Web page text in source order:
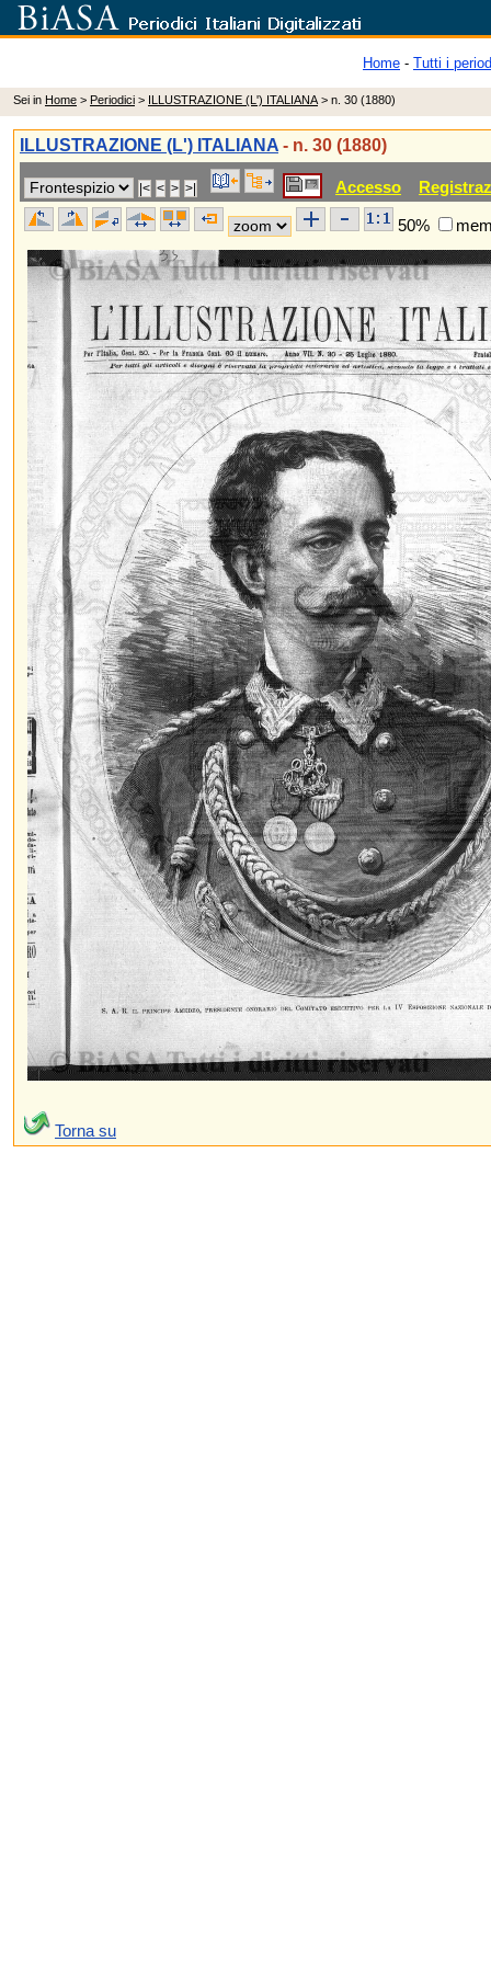
Home - Tutti i
Sei in Home > Periodici > ILLUSTRAZIONE (L') ITALIANA > n. 30 (1880)
ILLUSTRAZIONE (L') ITALIANA - n. 30 (1880)
Accesso
50%
Torna su